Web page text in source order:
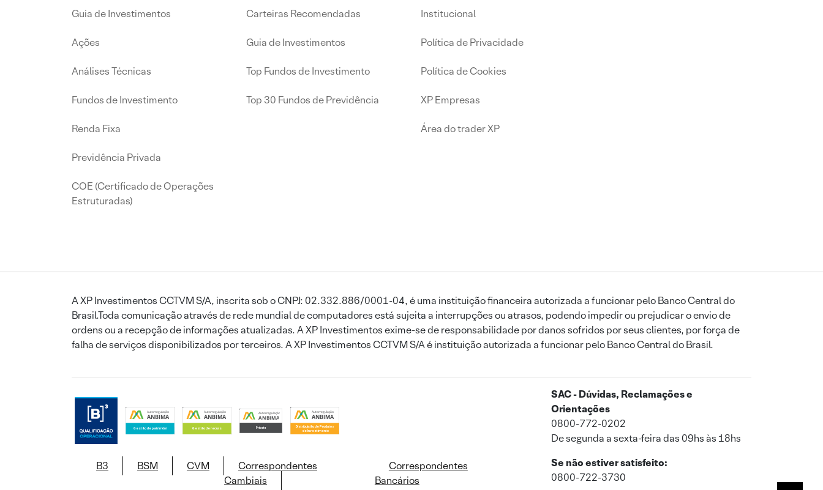
Guia de Investimentos
Ações
Análises Técnicas
Fundos de Investimento
Renda Fixa
Previdência Privada
COE (Certificado de Operações
Estruturadas)
Carteiras Recomendadas
Guia de Investimentos
Top Fundos de Investimento
Top 30 Fundos de Previdência
Institucional
Política de Privacidade
Política de Cookies
XP Empresas
Área do trader XP
A XP Investimentos CCTVM S/A, inscrita sob o CNPJ: 02.332.886/0001-04, é uma instituição financeira autorizada a funcionar pelo Banco Central do
Brasil.Toda comunicação através de rede mundial de computadores está sujeita a interrupções ou atrasos, podendo impedir ou prejudicar o envio de
ordens ou a recepção de informações atualizadas. A XP Investimentos exime-se de responsabilidade por danos sofridos por seus clientes, por força de
falha de serviços disponibilizados por terceiros. A XP Investimentos CCTVM S/A é instituição autorizada a funcionar pelo Banco Central do Brasil.
B3 BSM CVM
Correspondentes
Cambiais
Correspondentes
Bancários
SAC - Dúvidas, Reclamações e
Orientações
0800-772-0202
De segunda a sexta-feira das 09hs às 18hs
Se não estiver satisfeito:
0800-722-3730